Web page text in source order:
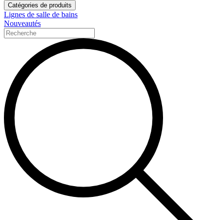
Catégories de produits
Lignes de salle de bains
Nouveautés